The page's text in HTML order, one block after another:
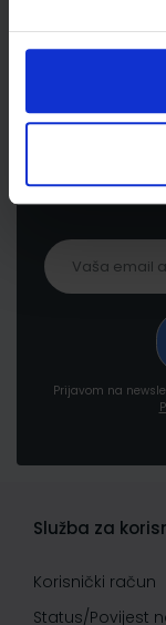
Prijavite
Prijavom na
Služba za
Korisnički račun
Status/Povijest